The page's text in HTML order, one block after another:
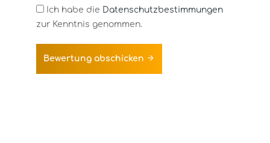
Ich habe die Datenschutzbestimmungen
zur Kenntnis genommen.
Bewertung abschicken